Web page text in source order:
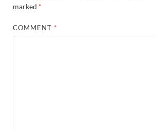
marked *
COMMENT*